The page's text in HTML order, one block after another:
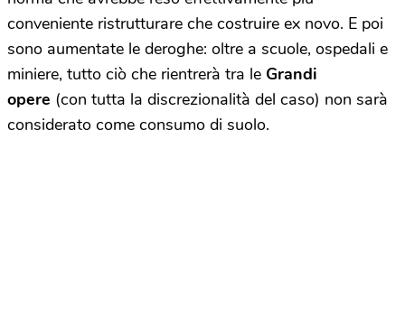
conveniente ristrutturare che costruire ex novo. E poi
sono aumentate le deroghe: oltre a scuole, ospedali e
miniere, tutto ciò che rientrerà tra le Grandi
opere (con tutta la discrezionalità del caso) non sarà
considerato come consumo di suolo.